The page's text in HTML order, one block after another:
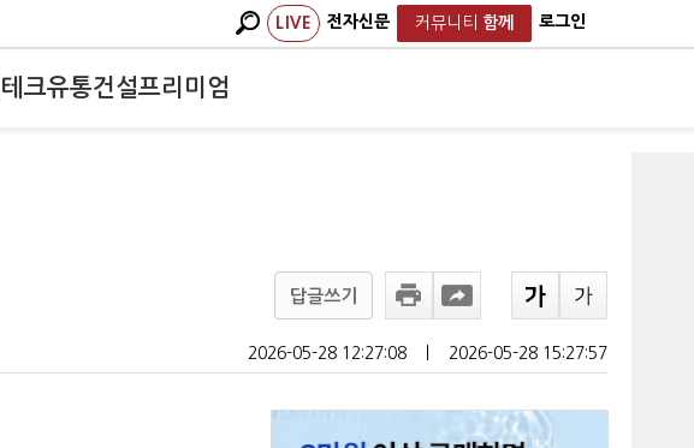
LIVE 전자신문 커뮤니티 함께 로그인
테크유통건설프리미엄
답글쓰기
2026-05-28 12:27:08 2026-05-28 15:27:57